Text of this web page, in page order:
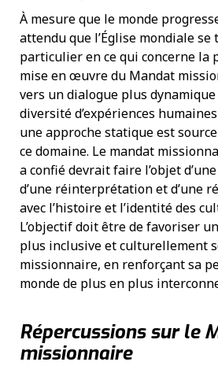
À mesure que le monde
attendu que l’Église mondiale
particulier en ce qui concerne la
mise en œuvre du Mandat
vers un dialogue plus
diversité d’expériences
une approche statique est source
ce domaine. Le mandat
a confié devrait faire l’objet
d’une réinterprétation et d’une
avec l’histoire et l’identité des
L’objectif doit être de favoriser
plus inclusive et culturellement
missionnaire, en renforçant sa
monde de plus en plus
Répercussions sur le
missionnaire